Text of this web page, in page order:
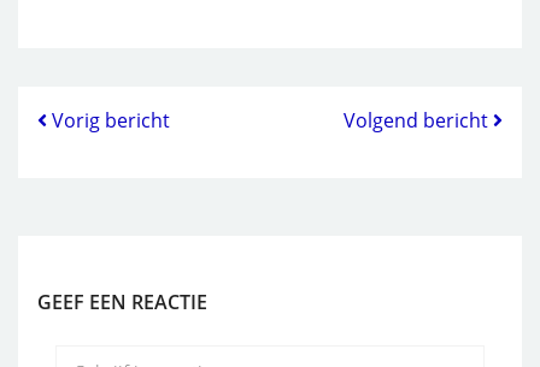
Vorig bericht Volgend bericht
GEEF EEN REACTIE